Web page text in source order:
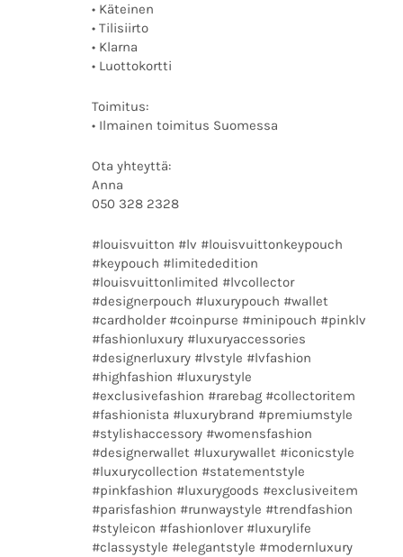
• Käteinen
• Tilisiirto
• Klarna
• Luottokortti
Toimitus:
• Ilmainen toimitus Suomessa
Ota yhteyttä:
Anna
050 328 2328
#louisvuitton #lv #louisvuittonkeypouch
#keypouch #limitededition
#louisvuittonlimited #lvcollector
#designerpouch #luxurypouch #wallet
#cardholder #coinpurse #minipouch #pinklv
#fashionluxury #luxuryaccessories
#designerluxury #lvstyle #lvfashion
#highfashion #luxurystyle
#exclusivefashion #rarebag #collectoritem
#fashionista #luxurybrand #premiumstyle
#stylishaccessory #womensfashion
#designerwallet #luxurywallet #iconicstyle
#luxurycollection #statementstyle
#pinkfashion #luxurygoods #exclusiveitem
#parisfashion #runwaystyle #trendfashion
#styleicon #fashionlover #luxurylife
#classystyle #elegantstyle #modernluxury